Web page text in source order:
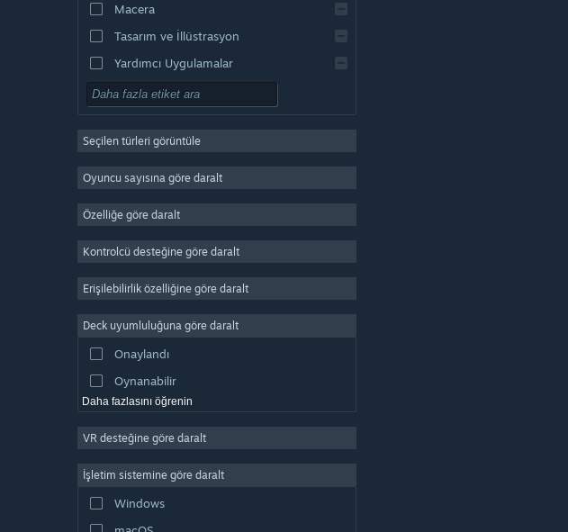
Macera
Tasarım ve İllüstrasyon
Yardımcı Uygulamalar
Oynaması Ücretsiz
Devasa Çok Oyunculu
Basit Eğlence
Simülasyon
Video Prodüksiyonu
Fotoğraf Düzenleme
Seçilen türleri görüntüle
Oyuncu sayısına göre daralt
Özelliğe göre daralt
Kontrolcü desteğine göre daralt
Erişilebilirlik özelliğine göre daralt
Deck uyumluluğuna göre daralt
Onaylandı
Oynanabilir
Daha fazlasını öğrenin
VR desteğine göre daralt
İşletim sistemine göre daralt
Windows